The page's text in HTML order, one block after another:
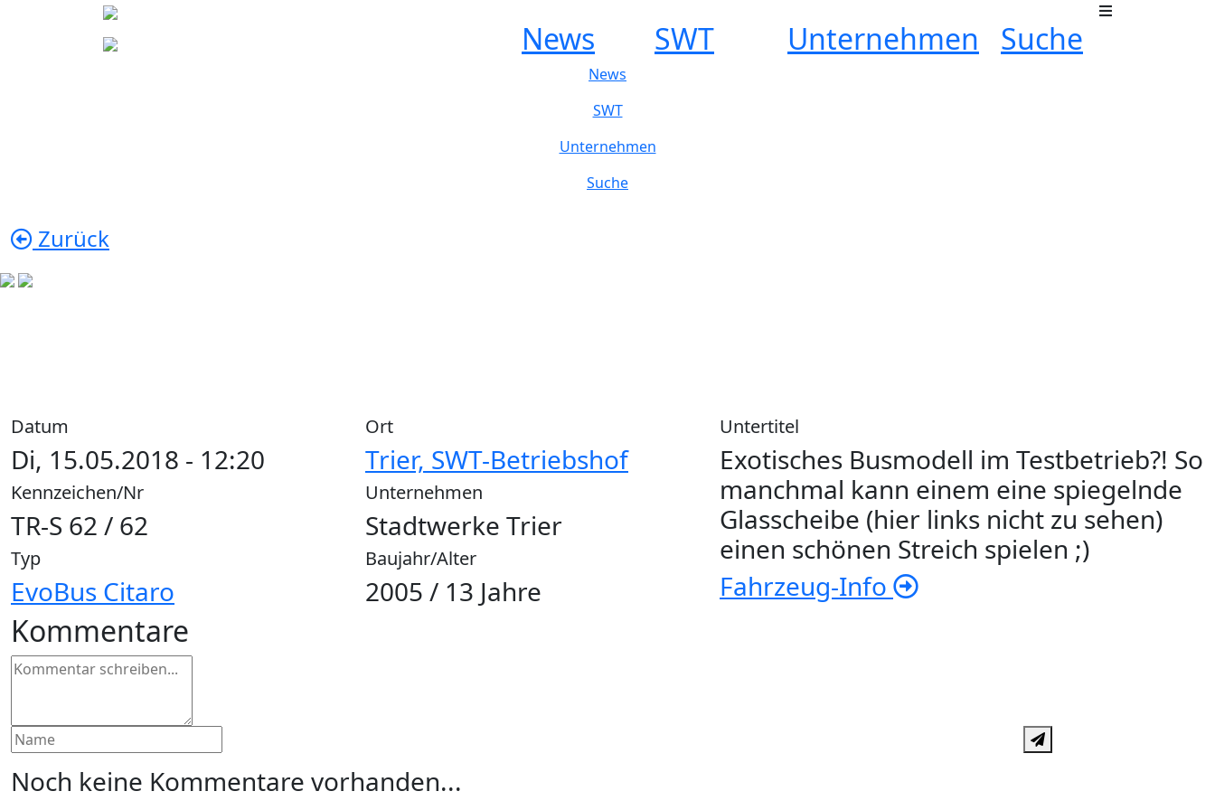
News SWT Unternehmen Suche
News
SWT
Unternehmen
Suche
Zurück
Datum
Di, 15.05.2018 - 12:20
Ort
Trier, SWT-Betriebshof
Kennzeichen/Nr
TR-S 62 / 62
Unternehmen
Stadtwerke Trier
Typ
EvoBus Citaro
Baujahr/Alter
2005 / 13 Jahre
Untertitel
Exotisches Busmodell im Testbetrieb?! So
manchmal kann einem eine spiegelnde
Glasscheibe (hier links nicht zu sehen)
einen schönen Streich spielen ;)
Fahrzeug-Info
Kommentare
Noch keine Kommentare vorhanden...